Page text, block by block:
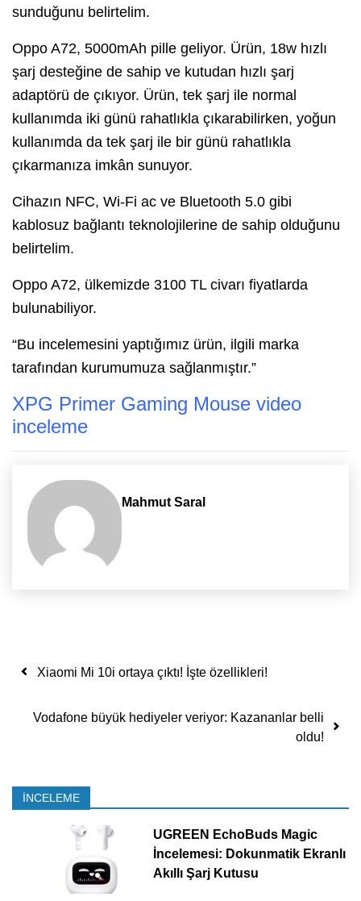
sunduğunu belirtelim.
Oppo A72, 5000mAh pille geliyor. Ürün, 18w hızlı
şarj desteğine de sahip ve kutudan hızlı şarj
adaptörü de çıkıyor. Ürün, tek şarj ile normal
kullanımda iki günü rahatlıkla çıkarabilirken, yoğun
kullanımda da tek şarj ile bir günü rahatlıkla
çıkarmanıza imkân sunuyor.
Cihazın NFC, Wi-Fi ac ve Bluetooth 5.0 gibi
kablosuz bağlantı teknolojilerine de sahip olduğunu
belirtelim.
Oppo A72, ülkemizde 3100 TL civarı fiyatlarda
bulunabiliyor.
“Bu incelemesini yaptığımız ürün, ilgili marka
tarafından kurumumuza sağlanmıştır.”
XPG Primer Gaming Mouse video
inceleme
Mahmut Saral
Yazı dolaşımı
Xiaomi Mi 10i ortaya çıktı! İşte özellikleri!
Vodafone büyük hediyeler veriyor: Kazananlar belli
oldu!
İNCELEME
UGREEN EchoBuds Magic
İncelemesi: Dokunmatik Ekranlı
Akıllı Şarj Kutusu